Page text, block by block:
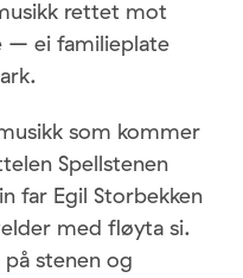
rettet mot
– ei familieplate
som kommer
Spellstenen
far Egil Storbekken
med fløyta si.
stenen og